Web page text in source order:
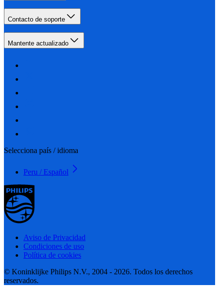
Contacto de soporte
Mantente actualizado
Selecciona país / idioma
Peru / Español
Aviso de Privacidad
Condiciones de uso
Política de cookies
© Koninklijke Philips N.V., 2004 - 2026. Todos los derechos
reservados.